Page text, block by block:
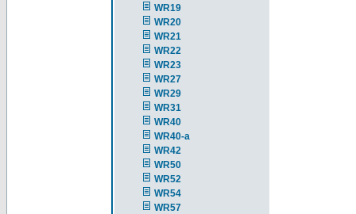
WR19
WR20
WR21
WR22
WR23
WR27
WR29
WR31
WR40
WR40-a
WR42
WR50
WR52
WR54
WR57